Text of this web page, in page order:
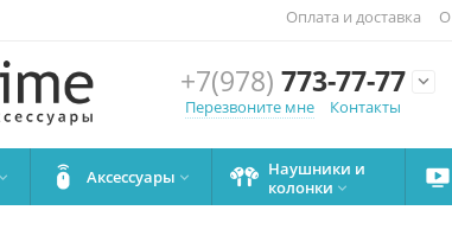
Оплата и доставка
+7(978) 773-77-77

Перезвоните мне
Контакты
Аксессуары 
Наушники и
колонки 